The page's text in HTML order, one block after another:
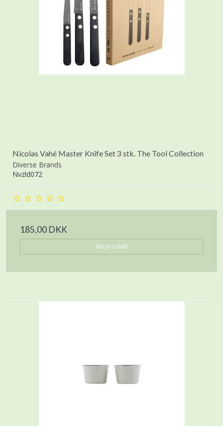
Nicolas Vahé Master Knife Set 3 stk. The Tool Collection
Diverse Brands
Nvzld072
185,00 DKK
Vis produkt